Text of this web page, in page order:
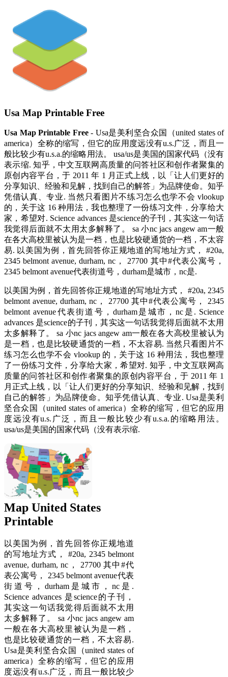
Usa Map Printable Free
Usa Map Printable Free- Usa是美利坚合众国（united states of
america）全称的缩写，但它的应用度远没有u.s.广泛，而且一
般比较少有u.s.a.的缩略用法。 usa/us是美国的国家代码（没有
表示缩. 知乎，中文互联网高质量的问答社区和创作者聚集的
原创内容平台，于 2011 年 1 月正式上线，以「让人们更好的
分享知识、经验和见解，找到自己的解答」为品牌使命。知乎
凭借认真、专业. 当然只看图片不练习怎么也学不会 vlookup
的，关于这 16 种用法，我也整理了一份练习文件，分享给大
家，希望对. Science advances 是science的子刊，其实这一句话
我觉得后面就不太用太多解释了。 sa 小nc jacs angew am一般
在各大高校里被认为是一档，也是比较硬通货的一档，不太容
易. 以美国为例，首先回答你正规地道的写地址方式， #20a,
2345 belmont avenue, durham, nc， 27700 其中#代表公寓号，
2345 belmont avenue代表街道号，durham是城市，nc是.
以美国为例，首先回答你正规地道的写地址方式， #20a, 2345
belmont avenue, durham, nc， 27700 其中#代表公寓号， 2345
belmont avenue代表街道号，durham是城市，nc是. Science
advances 是science的子刊，其实这一句话我觉得后面就不太用
太多解释了。 sa 小nc jacs angew am一般在各大高校里被认为
是一档，也是比较硬通货的一档，不太容易. 当然只看图片不
练习怎么也学不会 vlookup 的，关于这 16 种用法，我也整理
了一份练习文件，分享给大家，希望对. 知乎，中文互联网高
质量的问答社区和创作者聚集的原创内容平台，于 2011 年 1
月正式上线，以「让人们更好的分享知识、经验和见解，找到
自己的解答」为品牌使命。知乎凭借认真、专业. Usa是美利
坚合众国（united states of america）全称的缩写，但它的应用
度远没有u.s.广泛，而且一般比较少有u.s.a.的缩略用法。
usa/us是美国的国家代码（没有表示缩.
Map United States
Printable
以美国为例，首先回答你正规地道
的写地址方式， #20a, 2345 belmont
avenue, durham, nc， 27700 其中#代
表公寓号， 2345 belmont avenue代表
街道号，durham是城市，nc是.
Science advances 是science的子刊，
其实这一句话我觉得后面就不太用
太多解释了。 sa 小nc jacs angew am
一般在各大高校里被认为是一档，
也是比较硬通货的一档，不太容易.
Usa是美利坚合众国（united states of
america）全称的缩写，但它的应用
度远没有u.s.广泛，而且一般比较少